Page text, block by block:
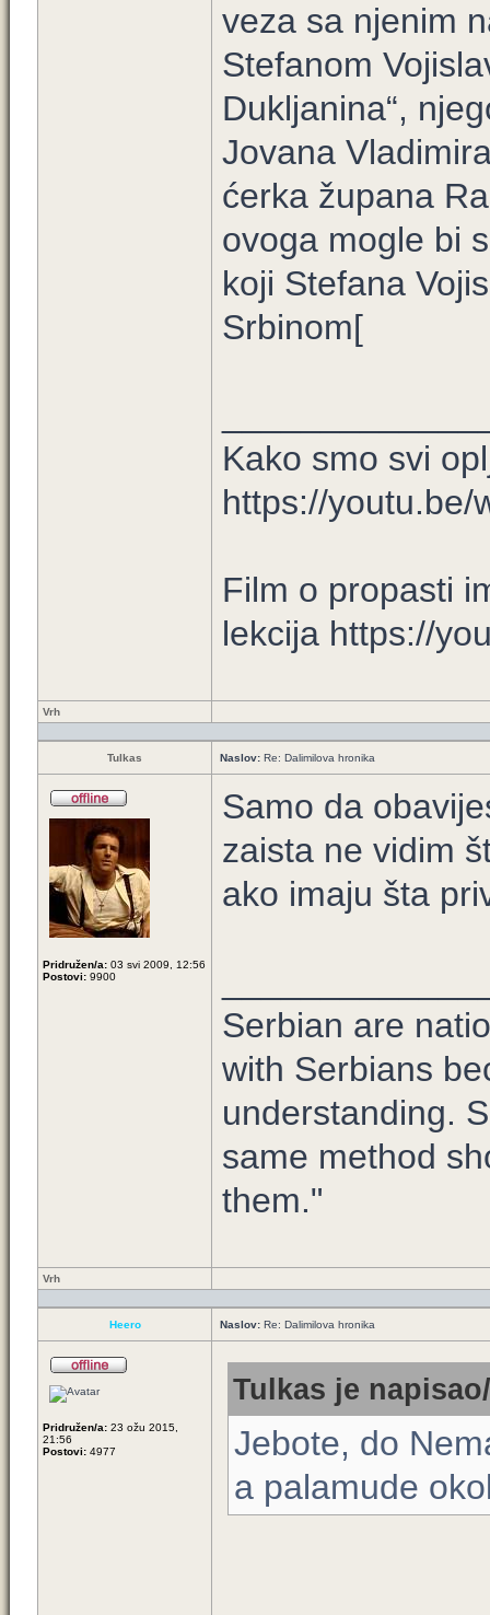
veza sa njenim
Stefanom
Dukljanina“,
Jovana
ćerka župana
ovoga mogle bi
koji Stefana
Srbinom[
Kako smo svi
https://youtu.be/
Film o propasti
lekcija https://
Vrh
Tulkas Naslov: Re: Dalimilova hronika
Pridružen/a: 03 svi 2009, 12:56
Postovi: 9900
Samo da
zaista ne vidim
ako imaju šta
Serbian are
with Serbians
understanding.
same method
them."
Vrh
Heero Naslov: Re: Dalimilova hronika
Pridružen/a: 23 ožu 2015,
21:56
Postovi: 4977
Tulkas je
Jebote, do
a palamude